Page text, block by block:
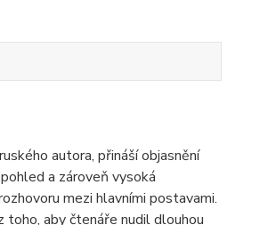
autora, přináší objasnění
a zároveň vysoká
mezi hlavními postavami.
aby čtenáře nudil dlouhou